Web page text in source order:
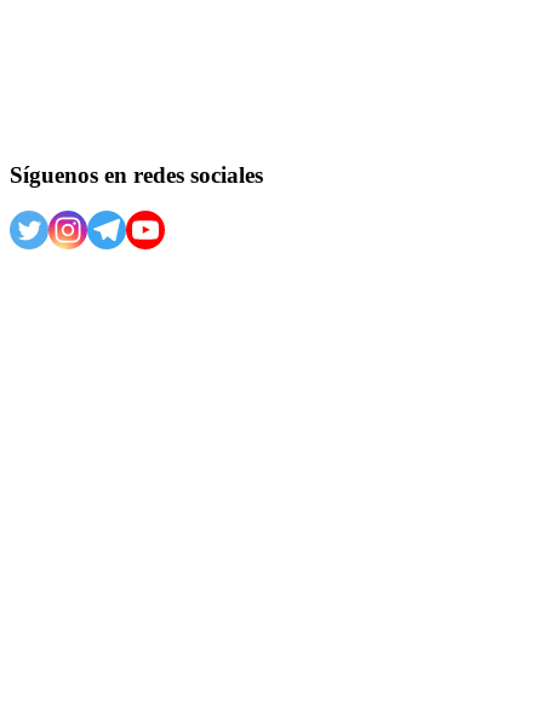
Síguenos en redes sociales